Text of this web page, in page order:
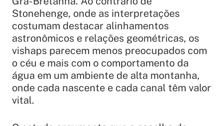
Stonehenge, onde as interpretações
costumam destacar alinhamentos
astronômicos e relações geométricas, os
vishaps parecem menos preocupados com
o céu e mais com o comportamento da
água em um ambiente de alta montanha,
onde cada nascente e cada canal têm valor
vital.